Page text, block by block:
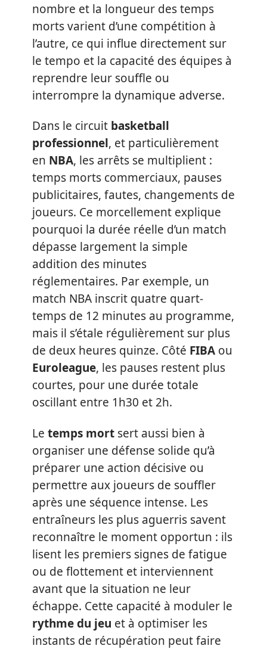
nombre et la longueur des temps
morts varient d’une compétition à
l’autre, ce qui influe directement sur
le tempo et la capacité des équipes à
reprendre leur souffle ou
interrompre la dynamique adverse.
Dans le circuit basketball
professionnel, et particulièrement
en NBA, les arrêts se multiplient :
temps morts commerciaux, pauses
publicitaires, fautes, changements de
joueurs. Ce morcellement explique
pourquoi la durée réelle d’un match
dépasse largement la simple
addition des minutes
réglementaires. Par exemple, un
match NBA inscrit quatre quart-
temps de 12 minutes au programme,
mais il s’étale régulièrement sur plus
de deux heures quinze. Côté FIBA ou
Euroleague, les pauses restent plus
courtes, pour une durée totale
oscillant entre 1h30 et 2h.
Le temps mort sert aussi bien à
organiser une défense solide qu’à
préparer une action décisive ou
permettre aux joueurs de souffler
après une séquence intense. Les
entraîneurs les plus aguerris savent
reconnaître le moment opportun : ils
lisent les premiers signes de fatigue
ou de flottement et interviennent
avant que la situation ne leur
échappe. Cette capacité à moduler le
rythme du jeu et à optimiser les
instants de récupération peut faire